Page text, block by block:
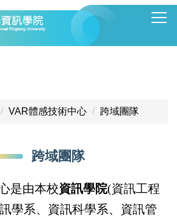
VAR體感技術中心 跨域團隊
跨域團隊
是由本校資訊學院(資訊工程
學系、資訊科學系、資訊管